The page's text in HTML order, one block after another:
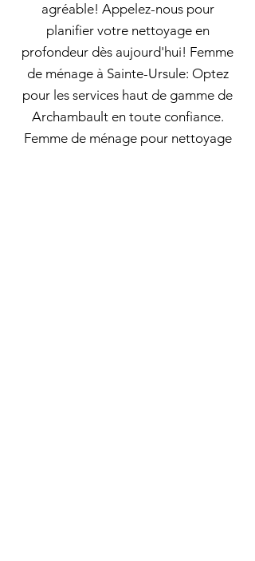
agréable! Appelez-nous pour
planifier votre nettoyage en
profondeur dès aujourd'hui! Femme
de ménage à Sainte-Ursule: Optez
pour les services haut de gamme de
Archambault en toute confiance.
Femme de ménage pour nettoyage